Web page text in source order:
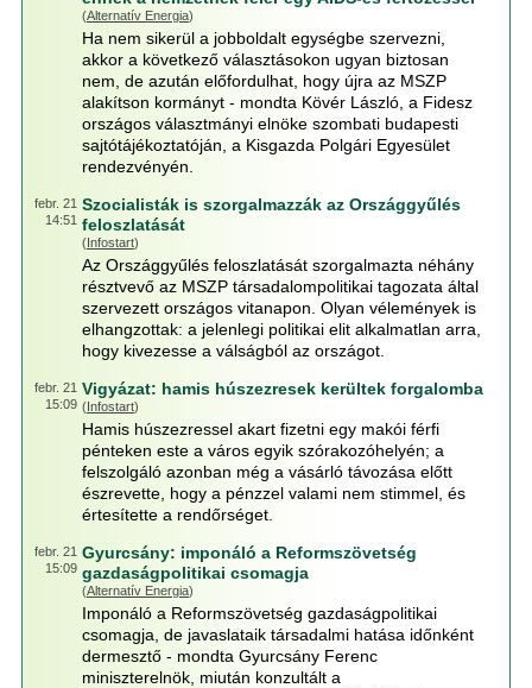
(Alternatív Energia)
Ha nem sikerül a jobboldalt egységbe szervezni,
akkor a következő választásokon ugyan biztosan
nem, de azután előfordulhat, hogy újra az MSZP
alakítson kormányt - mondta Kövér László, a Fidesz
országos választmányi elnöke szombati budapesti
sajtótájékoztatóján, a Kisgazda Polgári Egyesület
rendezvényén.
febr. 21
14:51
Szocialisták is szorgalmazzák az Országgyűlés
feloszlatását
(Infostart)
Az Országgyűlés feloszlatását szorgalmazta néhány
résztvevő az MSZP társadalompolitikai tagozata által
szervezett országos vitanapon. Olyan vélemények is
elhangzottak: a jelenlegi politikai elit alkalmatlan arra,
hogy kivezesse a válságból az országot.
febr. 21
15:09
Vigyázat: hamis húszezresek kerültek forgalomba
(Infostart)
Hamis húszezressel akart fizetni egy makói férfi
pénteken este a város egyik szórakozóhelyén; a
felszolgáló azonban még a vásárló távozása előtt
észrevette, hogy a pénzzel valami nem stimmel, és
értesítette a rendőrséget.
febr. 21
15:09
Gyurcsány: imponáló a Reformszövetség
gazdaságpolitikai csomagja
(Alternatív Energia)
Imponáló a Reformszövetség gazdaságpolitikai
csomagja, de javaslataik társadalmi hatása időnként
dermesztő - mondta Gyurcsány Ferenc
miniszterelnök, miután konzultált a